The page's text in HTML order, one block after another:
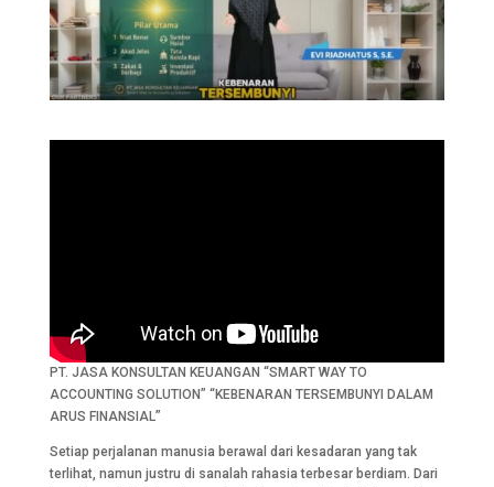
PT. JASA KONSULTAN KEUANGAN “SMART WAY TO
ACCOUNTING SOLUTION” “KEBENARAN TERSEMBUNYI DALAM
ARUS FINANSIAL”
Setiap perjalanan manusia berawal dari kesadaran yang tak
terlihat, namun justru di sanalah rahasia terbesar berdiam. Dari